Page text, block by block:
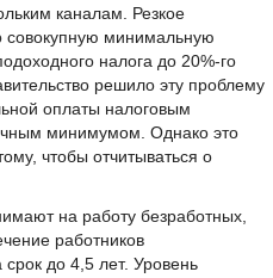
каналам. Резкое
совокупную минимальную
налога до 20%-го
решило эту проблему
оплаты налоговым
минимумом. Однако это
чтобы отчитываться о
на работу безработных,
работников
до 4,5 лет. Уровень